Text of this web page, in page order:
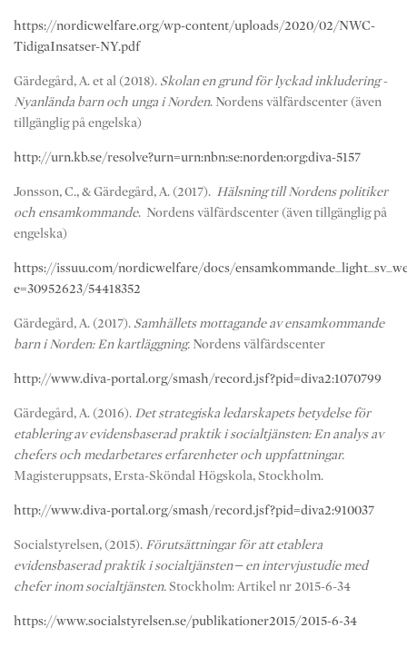
https://nordicwelfare.org/wp-content/uploads/2020/02/NWC-
TidigaInsatser-NY.pdf
Gärdegård, A. et al (2018). Skolan en grund för lyckad inkludering -
Nyanlända barn och unga i Norden. Nordens välfärdscenter (även
tillgänglig på engelska)
http://urn.kb.se/resolve?urn=urn:nbn:se:norden:org:diva-5157
Jonsson, C., & Gärdegård, A. (2017). Hälsning till Nordens politiker
och ensamkommande. Nordens välfärdscenter (även tillgänglig på
engelska)
https://issuu.com/nordicwelfare/docs/
e=30952623/54418352
Gärdegård, A. (2017). Samhällets mottagande av ensamkommande
barn i Norden: En kartläggning. Nordens välfärdscenter
http://www.diva-portal.org/smash/record.jsf?pid=diva2:1070799
Gärdegård, A. (2016). Det strategiska ledarskapets betydelse för
etablering av evidensbaserad praktik i socialtjänsten: En analys av
chefers och medarbetares erfarenheter och uppfattningar.
Magisteruppsats, Ersta-Sköndal Högskola, Stockholm.
http://www.diva-portal.org/smash/record.jsf?pid=diva2:910037
Socialstyrelsen, (2015). Förutsättningar för att etablera
evidensbaserad praktik i socialtjänsten – en intervjustudie med
chefer inom socialtjänsten.Stockholm: Artikel nr 2015-6-34
https://www.socialstyrelsen.se/publikationer2015/2015-6-34